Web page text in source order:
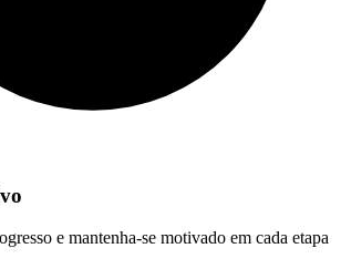
e mantenha-se motivado em cada etapa